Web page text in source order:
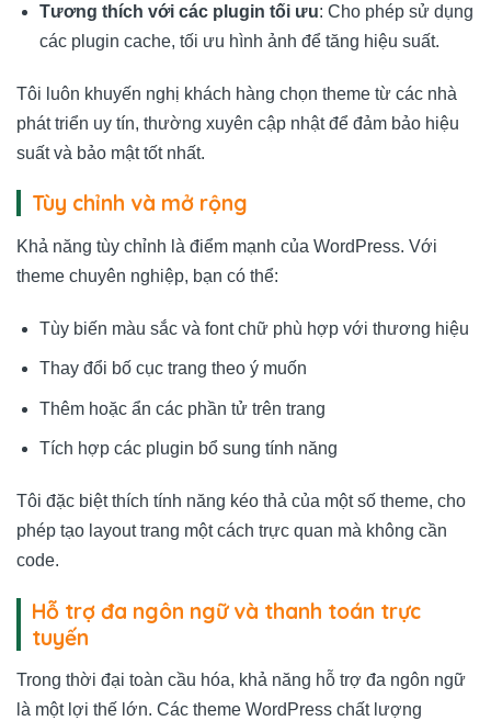
Tương thích với các plugin tối ưu: Cho phép sử dụng
các plugin cache, tối ưu hình ảnh để tăng hiệu suất.
Tôi luôn khuyến nghị khách hàng chọn theme từ các nhà
phát triển uy tín, thường xuyên cập nhật để đảm bảo hiệu
suất và bảo mật tốt nhất.
Tùy chỉnh và mở rộng
Khả năng tùy chỉnh là điểm mạnh của WordPress. Với
theme chuyên nghiệp, bạn có thể:
Tùy biến màu sắc và font chữ phù hợp với thương hiệu
Thay đổi bố cục trang theo ý muốn
Thêm hoặc ẩn các phần tử trên trang
Tích hợp các plugin bổ sung tính năng
Tôi đặc biệt thích tính năng kéo thả của một số theme, cho
phép tạo layout trang một cách trực quan mà không cần
code.
Hỗ trợ đa ngôn ngữ và thanh toán trực
tuyến
Trong thời đại toàn cầu hóa, khả năng hỗ trợ đa ngôn ngữ
là một lợi thế lớn. Các theme WordPress chất lượng